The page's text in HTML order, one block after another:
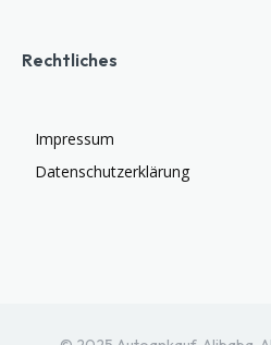
Rechtliches
Impressum
Datenschutzerklärung